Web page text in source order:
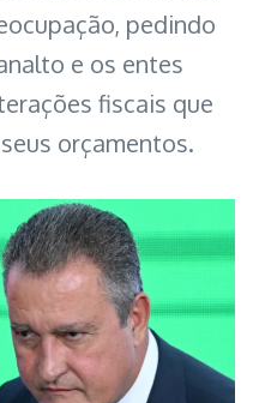
pedindo
e os entes
fiscais que
orçamentos.